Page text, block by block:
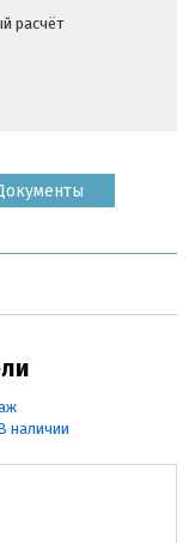
расчёт
наличии